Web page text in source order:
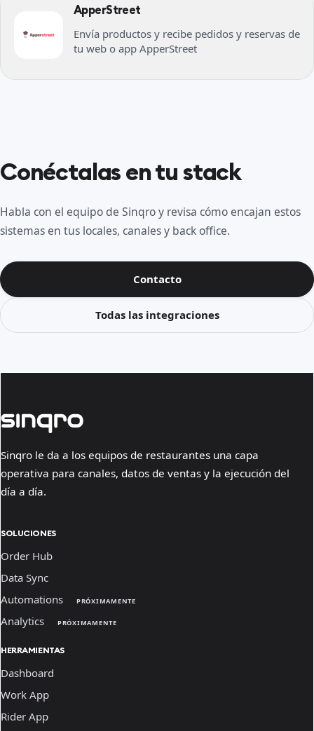
ApperStreet
Envía productos y recibe pedidos y reservas de
tu web o app ApperStreet
Conéctalas en tu stack
Habla con el equipo de Sinqro y revisa cómo encajan estos
sistemas en tus locales, canales y back office.
Contacto
Todas las integraciones
Sinqro le da a los equipos de restaurantes una capa
operativa para canales, datos de ventas y la ejecución del
día a día.
SOLUCIONES
Order Hub
Data Sync
Automations
PRÓXIMAMENTE
Analytics PRÓXIMAMENTE
HERRAMIENTAS
Dashboard
Work App
Rider App